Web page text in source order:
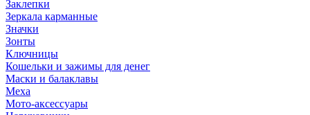
Заклепки
Зеркала карманные
Значки
Зонты
Ключницы
Кошельки и зажимы для денег
Маски и балаклавы
Меха
Мото-аксессуары